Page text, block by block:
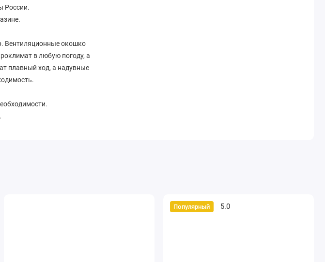
России.
Вентиляционные окошко
в любую погоду, а
плавный ход, а надувные
Популярный 5.0